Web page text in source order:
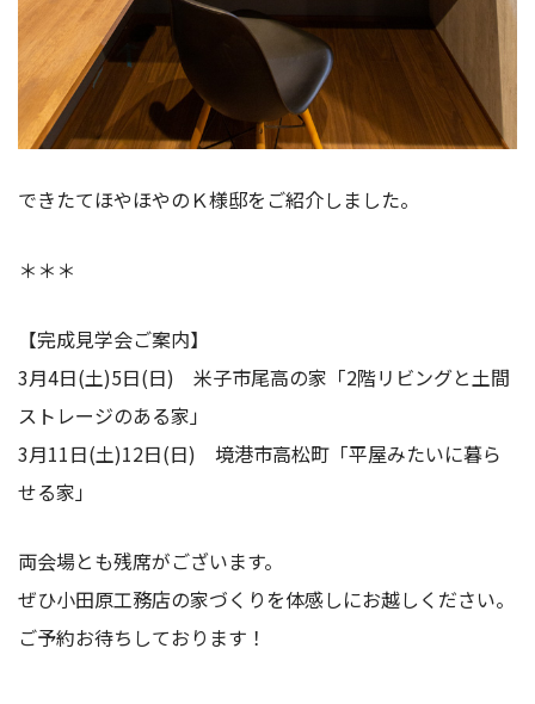
できたてほやほやのＫ様邸をご紹介しました。
＊＊＊
【完成見学会ご案内】
3月4日(土)5日(日) 米子市尾高の家「2階リビングと土間
ストレージのある家」
3月11日(土)12日(日) 境港市高松町「平屋みたいに暮ら
せる家」
両会場とも残席がございます。
ぜひ小田原工務店の家づくりを体感しにお越しください。
ご予約お待ちしております！